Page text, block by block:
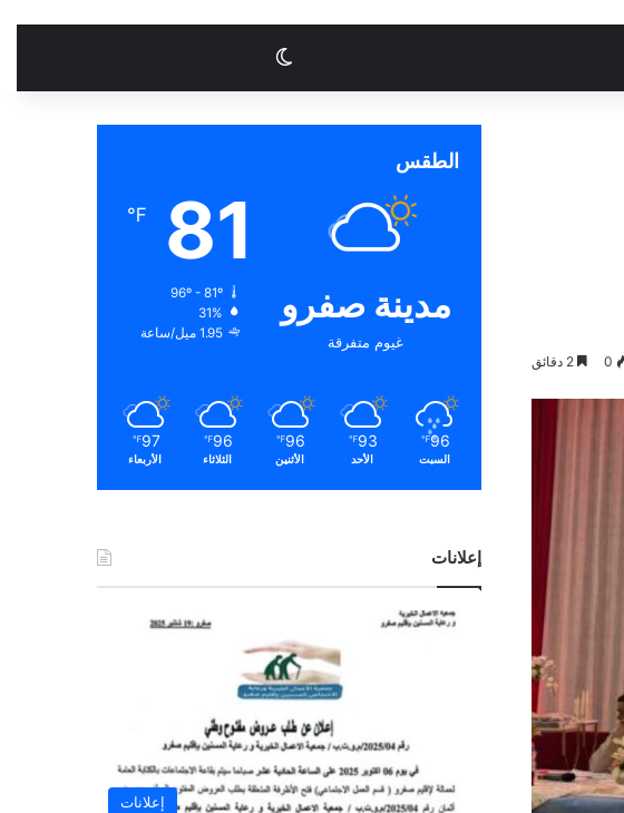
الوضع المظلم
0
الطقس
مدينة صفرو
غيوم متفرقة
81
℉
96º - 81º
31%
1.95 ميل/ساعة
96
℉
السبت
93
℉
الأحد
96
℉
الأثنين
96
℉
الثلاثاء
97
℉
الأربعاء
إعلانات
إعلانات